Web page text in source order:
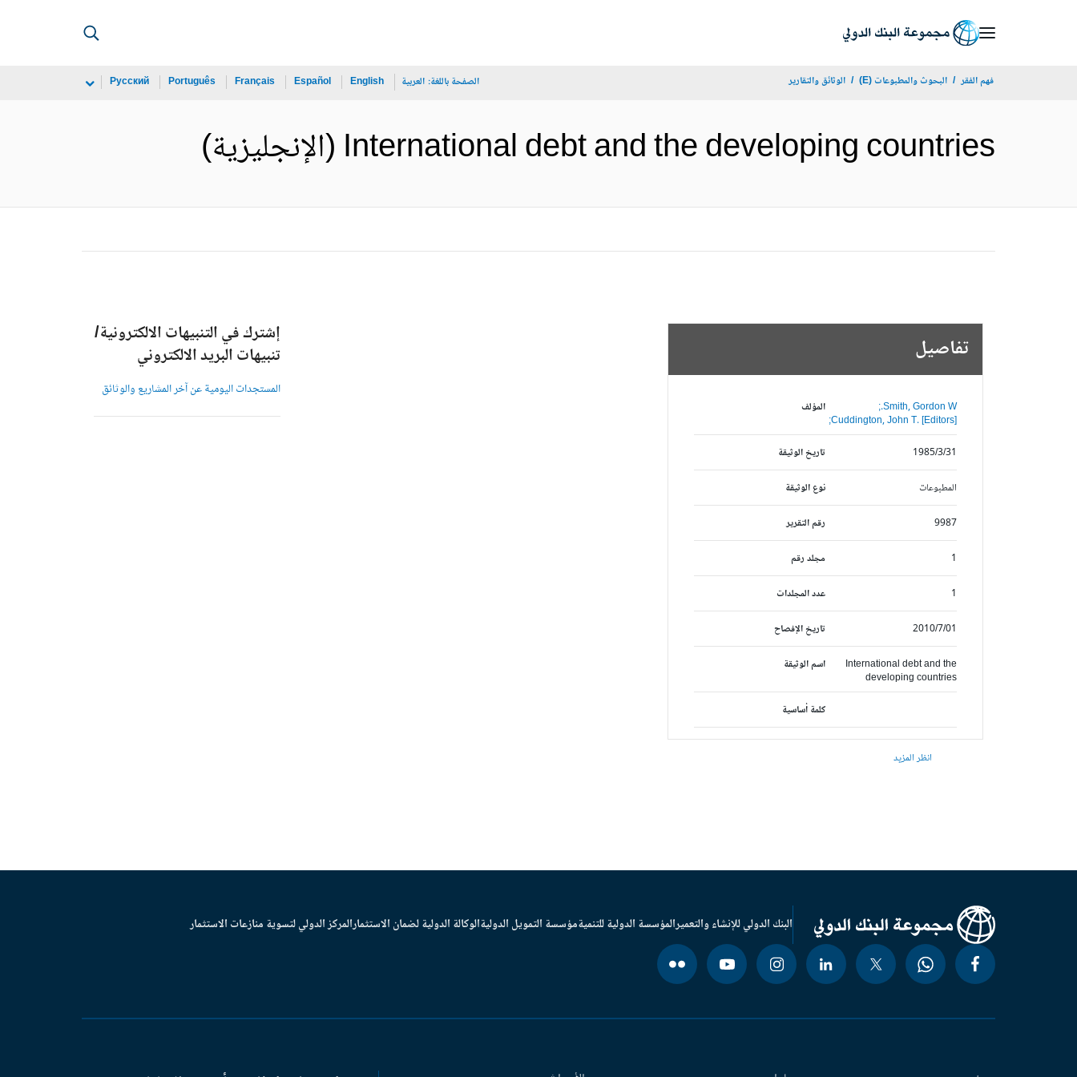
فهم الفقر البحوث والمطبوعات (E) الوثائق والتقارير الصفحة باللغة: العربية English
Español
Français
Português
Русский
International debt and the developing countries (الإنجليزية)
تفاصيل
المؤلف
Smith, Gordon W.;
Cuddington, John T. [Editors];
تاريخ الوثيقة
1985/3/31
نوع الوثيقة المطبوعات
رقم التقرير 9987
مجلد رقم 1
عدد المجلدات 1
تاريخ الإفصاح 2010/7/01
اسم الوثيقة
International debt and the
developing countries
كلمة أساسية
انظر المزيد
إشترك في التنبيهات الالكترونية/
تنبيهات البريد الالكتروني
المستجدات اليومية عن آخر المشاريع والوثائق
البنك الدولي للإنشاء والتعميرالمؤسسة الدولية للتنميةمؤسسة التمويل الدوليةالوكالة الدولية لضمان الاستثمارالمركز الدولي لتسوية منازعات الاستثمار